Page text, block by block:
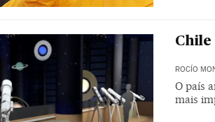
ROCÍO
O país
mais